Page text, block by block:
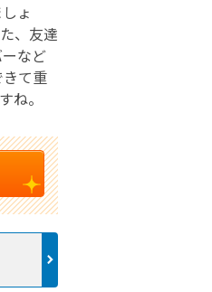
ょ
、友達
など
て重
ね。